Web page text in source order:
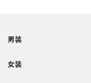
男装
女装